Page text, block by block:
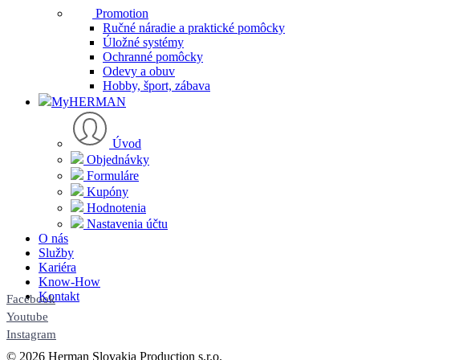
Promotion
Ručné náradie a praktické pomôcky
Úložné systémy
Ochranné pomôcky
Odevy a obuv
Hobby, šport, zábava
MyHERMAN
Úvod
Objednávky
Formuláre
Kupóny
Hodnotenia
Nastavenia účtu
O nás
Služby
Kariéra
Know-How
Kontakt
Facebook
Youtube
Instagram
© 2026 Herman Slovakia Production s.r.o.